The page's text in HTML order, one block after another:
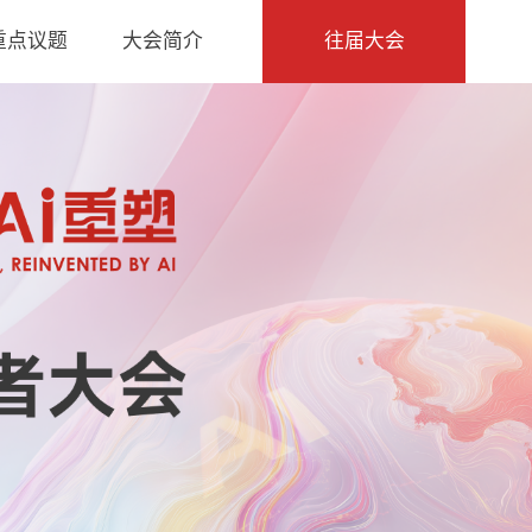
点议题 大会简介 往届大会